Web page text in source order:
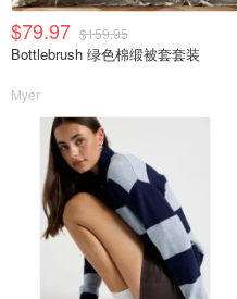
$79.97 $159.95
Bottlebrush 绿色棉缎被套套装
Myer